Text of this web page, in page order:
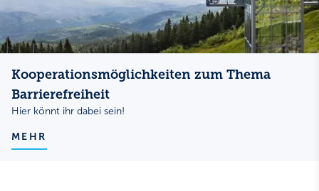
Kooperationsmöglichkeiten zum Thema
Barrierefreiheit
Hier könnt ihr dabei sein!
MEHR